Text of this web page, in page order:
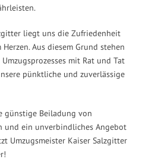
liegt uns die Zufriedenheit
Aus diesem Grund stehen
mit Rat und Tat
pünktliche und zuverlässige
günstige Beiladung von
und ein unverbindliches Angebot
Umzugsmeister Kaiser Salzgitter